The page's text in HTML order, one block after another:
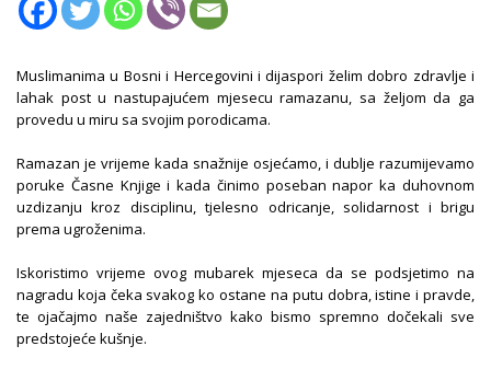
Muslimanima u Bosni i Hercegovini i dijaspori želim dobro zdravlje i
lahak post u nastupajućem mjesecu ramazanu, sa željom da ga
provedu u miru sa svojim porodicama.
Ramazan je vrijeme kada snažnije osjećamo, i dublje razumijevamo
poruke Časne Knjige i kada činimo poseban napor ka duhovnom
uzdizanju kroz disciplinu, tjelesno odricanje, solidarnost i brigu
prema ugroženima.
Iskoristimo vrijeme ovog mubarek mjeseca da se podsjetimo na
nagradu koja čeka svakog ko ostane na putu dobra, istine i pravde,
te ojačajmo naše zajedništvo kako bismo spremno dočekali sve
predstojeće kušnje.